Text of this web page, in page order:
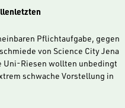
Pflichtaufgabe, gegen
von Science City Jena
Uni-Riesen wollten unbedingt
schwache Vorstellung in